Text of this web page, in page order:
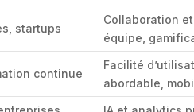
startups
Collaboration
équipe,
continue
Facilité
abordable,